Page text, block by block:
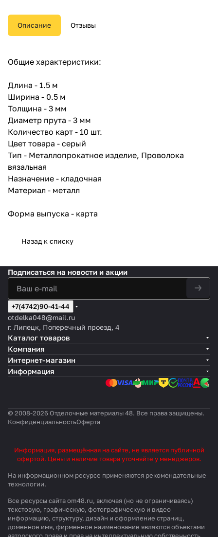
фундаментов, мостостроении,
кладки из кирпича, асфальтно-
бетонных покрытий дорог,
кладочная, изготовлена по
Возможно отклонение размера
Описание Отзывы
Общие характеристики:
Длина - 1.5 м
Ширина - 0.5 м
Толщина - 3 мм
Диаметр прута - 3 мм
Количество карт - 10 шт.
Цвет товара - серый
Тип - Металлопрокатное изделие, Проволока
вязальная
Назначение - кладочная
Материал - металл
Форма выпуска - карта
Назад к списку
Подписаться на новости и акции
+7(4742)90-41-44
otdelka048@mail.ru
г. Липецк, Поперечный проезд, 4
Каталог товаров
Компания
Интернет-магазин
Информация
© 2008-2026 Отделочные материалы 48. Все права защищены.
КонфиденциальностьОферта
Информация, размещённая на сайте, не является публичной
офертой. Цены и наличие товара уточняйте у менеджеров.
На информационном ресурсе применяются рекомендательные
технологии.
Все ресурсы сайта om48.ru, включая (но не ограничиваясь)
текстовую, графическую, фотографическую и видео
информацию, структуру, дизайн и оформление страниц,
доменное имя, фирменное наименование являются объектами